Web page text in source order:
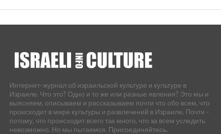
Интернет-журнал об израильской культуре и культуре в
Израиле. Что это? Одно и то же или разные явления? Это мы и
выясняем, описываем и рассказываем почти что обо всем, что
происходит в мире культуры и развлечений в Израиле. Почти -
потому, что происходит всего так много, что за всем уследить
невозможно. Но мы пытаемся. Присоединяйтесь.